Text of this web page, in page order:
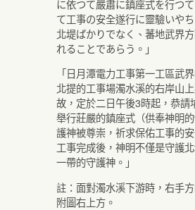
に依つて嚴肅に鎮座式を行つ
て工事の安全遂行に靈驗いや
北堤ばかりでなく、蕃地武界
れることであらう。」
「日月潭電力工事第一工區武
北提的工事場濁水溪的右岸山
故，定於二日午後3時起，恭請
舉行莊嚴的鎮座式（供奉神明
護神被尊崇，祈求保佑工事的
工事完成後，神明不僅是守護
一帶的守護神。」
註：面對濁水溪下游時，右手
附圖右上方。